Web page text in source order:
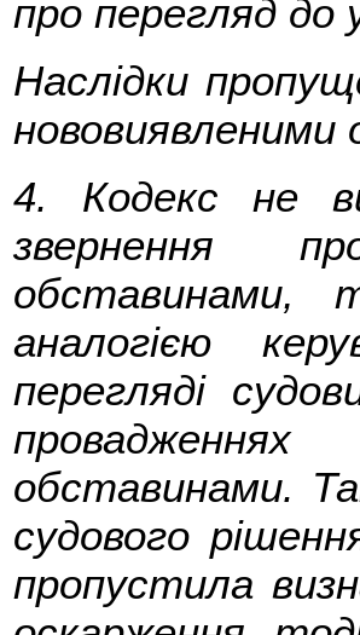
про перегляд
Наслідки
нововиявленими
4. Кодекс не
звернення
обставинами,
аналогією
перегляді
обставинами.
судового
пропустила